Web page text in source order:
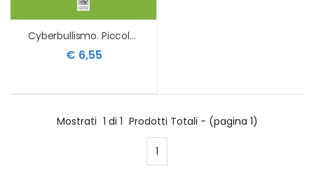
Cyberbullismo. Piccolo Manuale Per Proteggere E Guidare La Generazione Digitale
€ 6,55
Mostrati 1 di 1 Prodotti Totali - (pagina 1)
1